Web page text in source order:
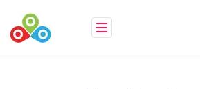
contenido